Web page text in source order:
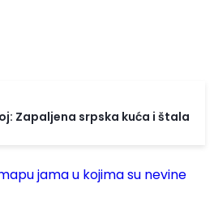
Zapaljena srpska kuća i štala